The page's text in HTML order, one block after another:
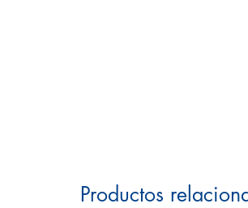
Productos